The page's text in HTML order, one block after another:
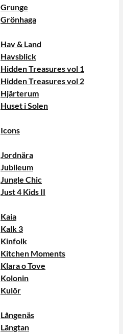
Grunge
Grönhaga
Hav & Land
Havsblick
Hidden Treasures vol 1
Hidden Treasures vol 2
Hjärterum
Huset i Solen
Icons
Jordnära
Jubileum
Jungle Chic
Just 4 Kids II
Kaia
Kalk 3
Kinfolk
Kitchen Moments
Klara o Tove
Kolonin
Kulör
Långenäs
Längtan